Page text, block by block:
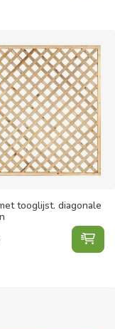
grenen groen
tooglijst. diagonale